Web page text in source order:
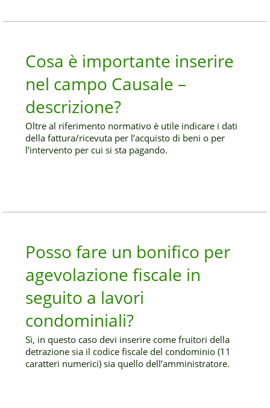
Cosa è importante inserire
nel campo Causale –
descrizione?
Oltre al riferimento normativo è utile indicare i dati
della fattura/ricevuta per l’acquisto di beni o per
l’intervento per cui si sta pagando.
Posso fare un bonifico per
agevolazione fiscale in
seguito a lavori
condominiali?
Sì, in questo caso devi inserire come fruitori della
detrazione sia il codice fiscale del condominio (11
caratteri numerici) sia quello dell’amministratore.